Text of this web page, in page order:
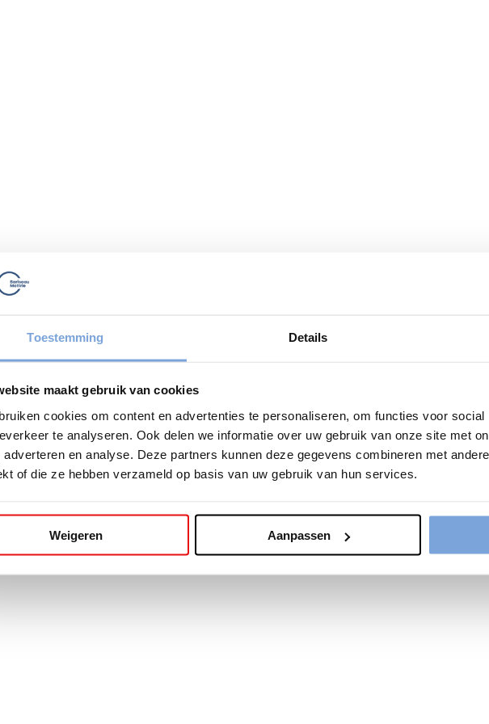
Toestemming Details
maakt gebruik van cookies
cookies om content en advertenties te personaliseren, om functies voor
te analyseren. Ook delen we informatie over uw gebruik van onze site met
adverteren en analyse. Deze partners kunnen deze gegevens combineren met
of die ze hebben verzameld op basis van uw gebruik van hun services.
Weigeren Aanpassen
aclient-side exception has occurred while loadingwww.bariseaumottrie.be(see the